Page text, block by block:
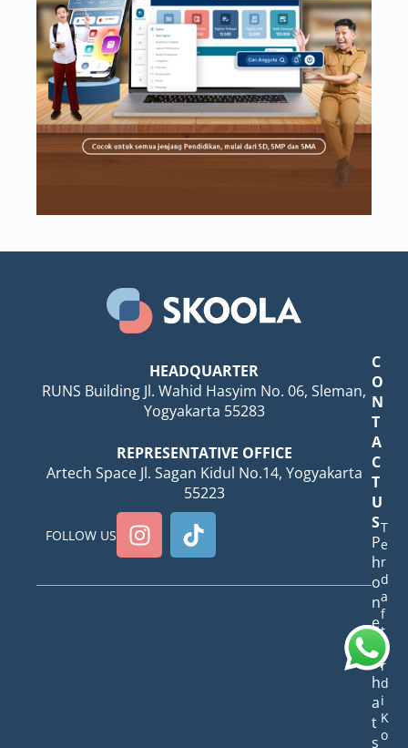
HEADQUARTER
RUNS Building Jl. Wahid Hasyim No. 06, Sleman,
Yogyakarta 55283
REPRESENTATIVE OFFICE
Artech Space Jl. Sagan Kidul No.14, Yogyakarta
55223
FOLLOW US
C
O
N
T
A
C
T
U
S
P
h
o
n
e
W
h
a
t
s
T
e
r
d
a
f
t
a
r
d
i
K
o